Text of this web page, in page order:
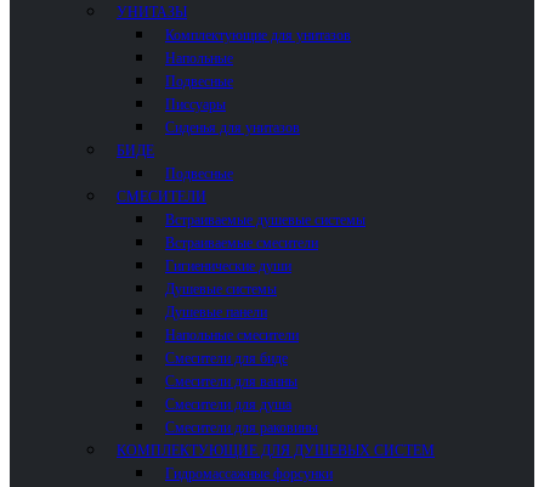
УНИТАЗЫ
Комплектующие для унитазов
Напольные
Подвесные
Писсуары
Сиденья для унитазов
БИДЕ
Подвесные
СМЕСИТЕЛИ
Встраиваемые душевые системы
Встраиваемые смесители
Гигиенические души
Душевые системы
Душевые панели
Напольные смесители
Смесители для биде
Смесители для ванны
Смесители для душа
Смесители для раковины
КОМПЛЕКТУЮЩИЕ ДЛЯ ДУШЕВЫХ СИСТЕМ
Гидромассажные форсунки